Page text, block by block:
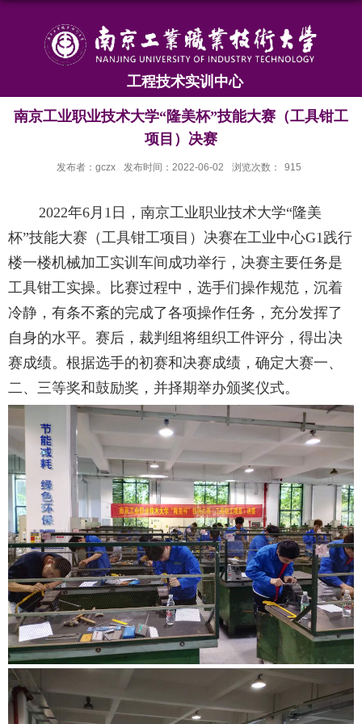
工程技术实训中心
南京工业职业技术大学“隆美杯”技能大赛（工具钳工
项目）决赛
发布者：gczx 发布时间：2022-06-02 浏览次数： 915
2022年6月 1 日，南京工业职业技术大学“隆美
杯”技能大赛（工具钳工项目）决赛在工业中心G1践行
楼一楼机械加工实训车间成功举行，决赛主要任务是
工具钳工实操。比赛过程中，选手们操作规范，沉着
冷静，有条不紊的完成了各项操作任务，充分发挥了
自身的水平。赛后，裁判组将组织工件评分，得出决
赛成绩。根据选手的初赛和决赛成绩，确定大赛一、
二、三等奖和鼓励奖，并择期举办颁奖仪式。